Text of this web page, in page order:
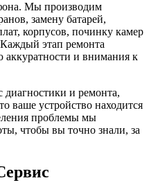
Мы производим
замену батарей,
корпусов, починку камер
этап ремонта
аккуратности и внимания к
и ремонта,
ваше устройство находится
проблемы мы
чтобы вы точно знали, за